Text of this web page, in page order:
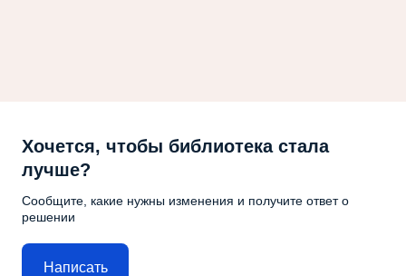
Хочется, чтобы библиотека стала
лучше?
Сообщите, какие нужны изменения и получите ответ о
решении
Написать